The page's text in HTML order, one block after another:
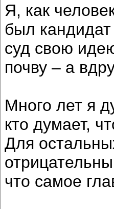
Я, как
был кандидат
суд свою
почву – а
Много лет я
кто думает,
Для
что самое